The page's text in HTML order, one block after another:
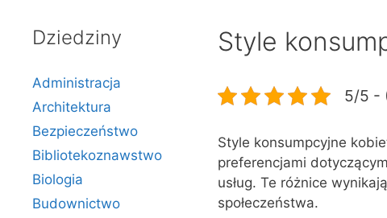
Style
5/5 -
Style konsumpcyjne
preferencjami
usług. Te różnice
społeczeństwa.
Dziedziny
Administracja
Architektura
Bezpieczeństwo
Bibliotekoznawstwo
Biologia
Budownictwo